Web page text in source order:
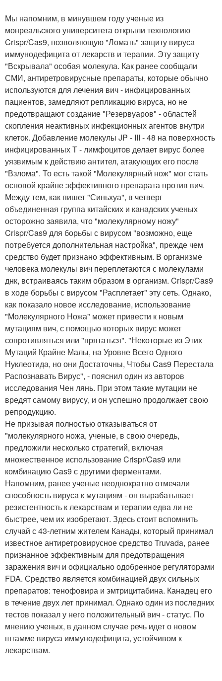
Мы напомним, в минувшем году ученые из
монреальского университета открыли технологию
Crispr/Cas9, позволяющую "Ломать" защиту вируса
иммунодефицита от лекарств и терапии. Эту защиту
"Вскрывала" особая молекула. Как ранее сообщали
СМИ, антиретровирусные препараты, которые обычно
используются для лечения вич - инфицированных
пациентов, замедляют репликацию вируса, но не
предотвращают создание "Резервуаров" - областей
скопления неактивных инфекционных агентов внутри
клеток. Добавление молекулы JP - III - 48 на поверхность
инфицированных Т - лимфоцитов делает вирус более
уязвимым к действию антител, атакующих его после
"Взлома". То есть такой "Молекулярный нож" мог стать
основой крайне эффективного препарата против вич.
Между тем, как пишет "Синьхуа", в четверг
объединенная группа китайских и канадских ученых
осторожно заявила, что "молекулярному ножу"
Crispr/Cas9 для борьбы с вирусом "возможно, еще
потребуется дополнительная настройка", прежде чем
средство будет признано эффективным. В организме
человека молекулы вич переплетаются с молекулами
днк, встраиваясь таким образом в организм. Crispr/Cas9
в ходе борьбы с вирусом "Расплетает" эту сеть. Однако,
как показало новое исследование, использование
"Молекулярного Ножа" может привести к новым
мутациям вич, с помощью которых вирус может
сопротивляться или "прятаться". "Некоторые из Этих
Мутаций Крайне Малы, на Уровне Всего Одного
Нуклеотида, но они Достаточны, Чтобы Cas9 Перестала
Распознавать Вирус", - пояснил один из авторов
исследования Чен лянь. При этом такие мутации не
вредят самому вирусу, и он успешно продолжает свою
репродукцию.
Не призывая полностью отказываться от
"молекулярного ножа, ученые, в свою очередь,
предложили несколько стратегий, включая
множественное использование Crispr/Cas9 или
комбинацию Cas9 с другими ферментами.
Напомним, ранее ученые неоднократно отмечали
способность вируса к мутациям - он вырабатывает
резистентность к лекарствам и терапии едва ли не
быстрее, чем их изобретают. Здесь стоит вспомнить
случай с 43-летним жителем Канады, который принимал
известное антиретровирусное средство Truvada, ранее
признанное эффективным для предотвращения
заражения вич и официально одобренное регуляторами
FDA. Средство является комбинацией двух сильных
препаратов: тенофовира и эмтрицитабина. Канадец его
в течение двух лет принимал. Однако один из последних
тестов показал у него положительный вич - статус. По
мнению ученых, в данном случае речь идет о новом
штамме вируса иммунодефицита, устойчивом к
лекарствам.